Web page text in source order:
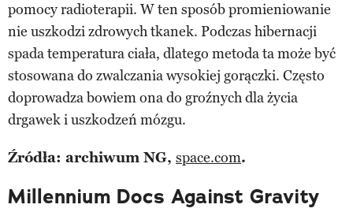
pomocy radioterapii. W ten sposób promieniowanie
nie uszkodzi zdrowych tkanek. Podczas hibernacji
spada temperatura ciała, dlatego metoda ta może być
stosowana do zwalczania wysokiej gorączki. Często
doprowadza bowiem ona do groźnych dla życia
drgawek i uszkodzeń mózgu.
Źródła: archiwum NG, space.com.
Millennium Docs Against Gravity